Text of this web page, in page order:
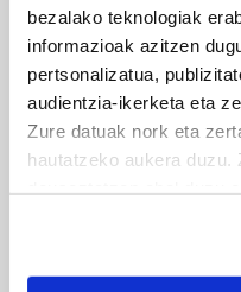
bezalako teknologiak
informazioak azitzen
pertsonalizatua,
audientzia-ikerketa eta
Zure datuak nork eta
hautatzeko aukera duzu.
If you allow, we would
URBIAKO FESTA
Urbiako zelaiak